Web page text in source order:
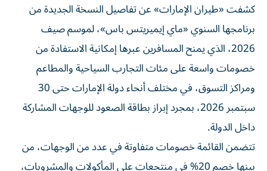
كشفت «طيران الإمارات» عن تفاصيل النسخة الجديدة من
برنامجها السنوي «ماي إيميريتس باس»، لموسم صيف
2026، الذي يمنح المسافرين عبرها إمكانية الاستفادة من
خصومات واسعة على مئات التجارب السياحية والمطاعم
ومراكز التسوق، في مختلف أنحاء دولة الإمارات حتى 30
سبتمبر 2026، بمجرد إبراز بطاقة الصعود للوجهات المشاركة
داخل الدولة.
تتضمن القائمة خصومات متفاوتة في عدد من الوجهات، من